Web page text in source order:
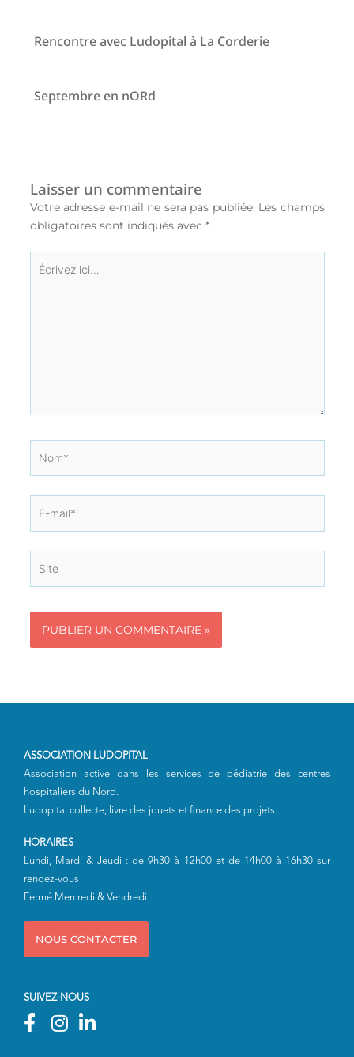
Rencontre avec Ludopital à La Corderie
Septembre en nORd
Laisser un commentaire
Votre adresse e-mail ne sera pas publiée. Les champs
obligatoires sont indiqués avec *
Écrivez
ici…
mail*
ASSOCIATION LUDOPITAL
Association active dans les services de pédiatrie des centres
hospitaliers du Nord.
Ludopital collecte, livre des jouets et finance des projets.
HORAIRES
Lundi, Mardi & Jeudi : de 9h30 à 12h00 et de 14h00 à 16h30 sur
rendez-vous
Fermé Mercredi & Vendredi
NOUS CONTACTER
SUIVEZ-NOUS